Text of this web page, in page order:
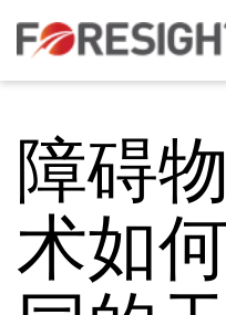
障碍
术如